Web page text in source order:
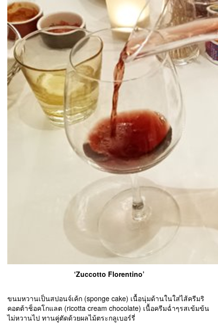
‘Zuccotto Florentino’
ขนมหวานเป็นสปอนจ์เค้ก (sponge cake) เนื้อนุ่มด้านในใส่ไส้ครีมริ
คอตต้าช็อคโกแลต (ricotta cream chocolate) เนื้อครีมฉ่ำๆรสเข้มข้น
ไม่หวานไป ทานคู่ตัดด้วยผลไม้ตระกลูเบอร์รี่